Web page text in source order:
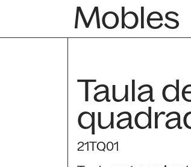
Mobles
Taula
21TQ01